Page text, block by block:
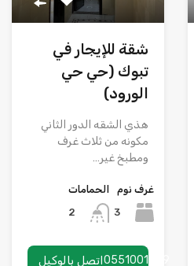
شقة للإيجار في
تبوك (حي حي
الورود)
هذي الشقه الدور الثاني
مكونه من ثلاث غرف
ومطبخ غير…
غرف نوم
3
الحمامات
2
اتصل بالوكيل0551001359